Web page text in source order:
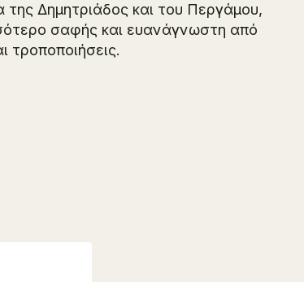
Δημητριάδος και του Περγάμου,
σαφής και ευανάγνωστη από
τροποποιήσεις.